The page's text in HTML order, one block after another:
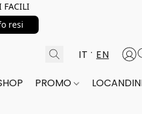
FACILI
resi
IT EN
PROMO